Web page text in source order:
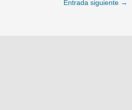
Entrada siguiente →